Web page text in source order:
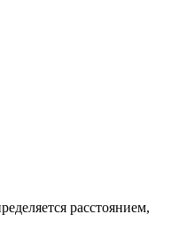
расстоянием,